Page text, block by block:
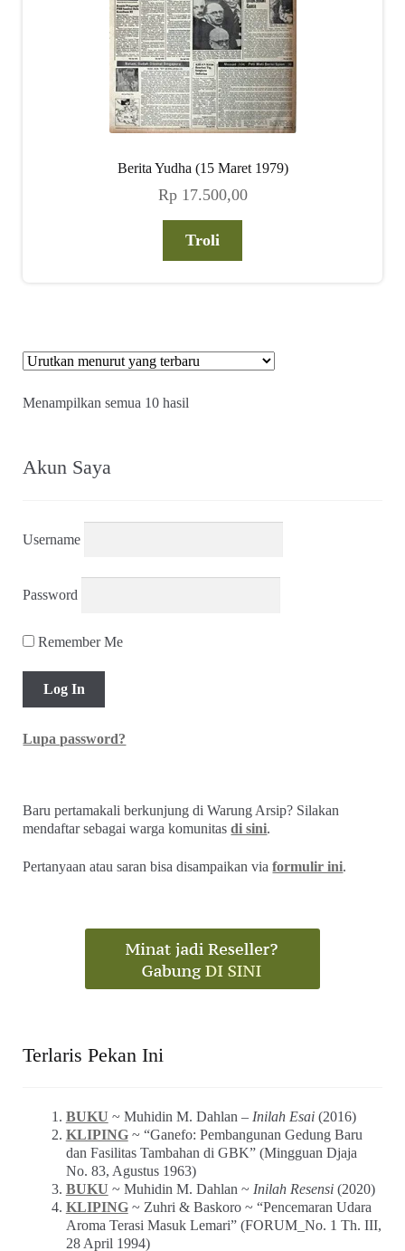
Berita Yudha (15 Maret 1979)
Rp17.500,00
Troli
Menampilkan semua 10 hasil
Akun Saya
Username
Password
Remember Me
Lupa password?
Baru pertamakali berkunjung di Warung Arsip? Silakan
mendaftar sebagai warga komunitasdi sini.
Pertanyaan atau saran bisa disampaikan viaformulir ini.
Terlaris Pekan Ini
BUKU ~ Muhidin M. Dahlan – Inilah Esai(2016)
KLIPING~ “Ganefo: Pembangunan Gedung Baru
dan Fasilitas Tambahan di GBK” (Mingguan Djaja
No. 83, Agustus 1963)
BUKU ~ Muhidin M. Dahlan ~ Inilah Resensi(2020)
KLIPING~ Zuhri & Baskoro ~ “Pencemaran Udara
Aroma Terasi Masuk Lemari” (FORUM_No. 1 Th. III,
28 April 1994)